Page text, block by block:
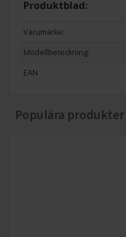
Produktblad:
Varumärke:
Modellbeteckning:
EAN
Populära